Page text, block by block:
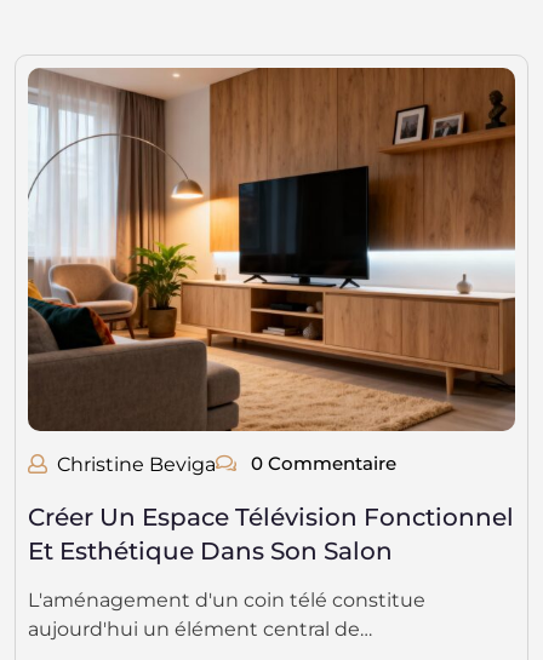
Christine Beviga 0 Commentaire
Créer Un Espace Télévision Fonctionnel
Et Esthétique Dans Son Salon
L'aménagement d'un coin télé constitue
aujourd'hui un élément central de…